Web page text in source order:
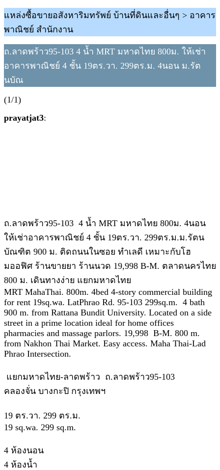
แหล่งซื้อขายอสังหาริมทรัพย์ บ้านที่ดินและอื่นๆ > อาคาร
พาณิชย์ สำนักงาน
ถ.ลาดพร้าว95-103 4 น้ำ MRT มหาดไทย 800ม. ให้เช่า
อาคารพาณิชย์ 4 ชั้น 19ตร.วา. 299ตร.ม. 4นอน ม.รัต
นบัณ
(1/1)
prayatjat3:
ถ.ลาดพร้าว95-103 4 น้ำ MRT มหาดไทย 800ม. 4นอน
ให้เช่าอาคารพาณิชย์ 4 ชั้น 19ตร.วา. 299ตร.ม.ม.รัตน
บัณฑิต 900 ม. ติดถนนในซอย ทำเลดี เหมาะกับโฮ
มออฟิศ ร้านขายยา ร้านนวด 19,998 B-M. ตลาดนครไทย
800 ม. เดินทางง่าย แยกมหาดไทย
MRT MahaThai. 800m. 4bed 4-story commercial building
for rent 19sq.wa. LatPhrao Rd. 95-103 299sq.m. 4 bath
900 m. from Rattana Bundit University. Located on a side
street in a prime location ideal for home offices
pharmacies and massage parlors. 19,998 B-M. 800 m.
from Nakhon Thai Market. Easy access. Maha Thai-Lad
Phrao Intersection.
แยกมหาดไทย-ลาดพร้าว ถ.ลาดพร้าว95-103
คลองจั่น บางกะปิ กรุงเทพฯ
19 ตร.วา. 299 ตร.ม.
19 sq.wa. 299 sq.m.
4 ห้องนอน
4 ห้องน้ำ